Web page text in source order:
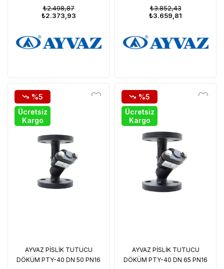
₺2.373,93
₺2.498,87
₺3.659,81
₺3.852,43
AYVAZ PİSLİK TUTUCU
DÖKÜM PTY-40 DN 50 PN16
%5
Ücretsiz
Kargo
AYVAZ PİSLİK TUTUCU
DÖKÜM PTY-40 DN 65 PN16
%5
Ücretsiz
Kargo